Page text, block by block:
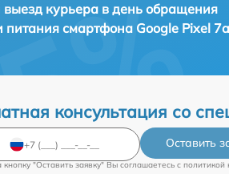
курьера в день обращения
питания смартфона Google Pixel
консультация со
Оставить
"Оставить заявку" Вы соглашаетесь c политикой